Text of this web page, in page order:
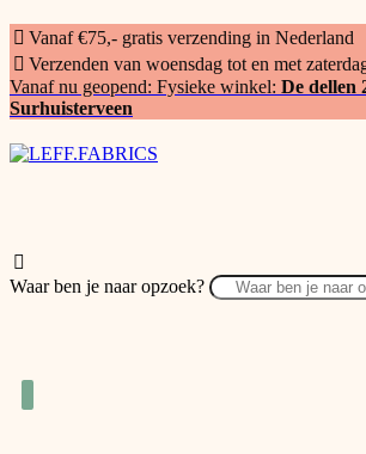
Vanaf €75,- gratis verzending in Nederland
Verzenden van woensdag tot en met
Vanaf nu geopend: Fysieke winkel: De dellen
Surhuisterveen
Waar ben je naar opzoek?